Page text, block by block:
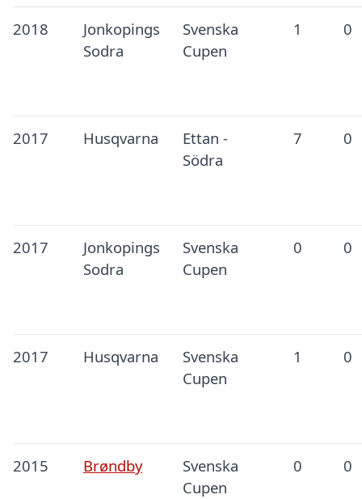
2018
Jonkopings
Sodra
Svenska
Cupen
1 0
2017 Husqvarna
Ettan -
Södra
7 0
2017
Jonkopings
Sodra
Svenska
Cupen
0 0
2017 Husqvarna
Svenska
Cupen
1 0
2015 Brøndby
Svenska
Cupen
0 0